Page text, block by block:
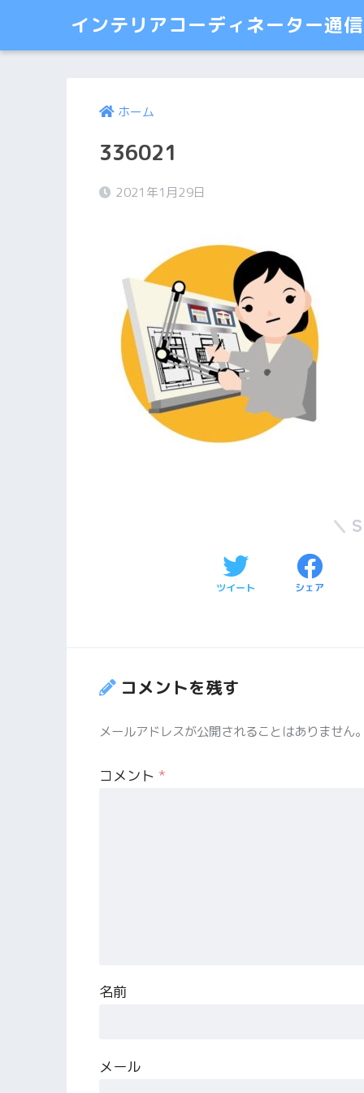
インテリアコーディネーター通
ホーム
336021
2021年1月29日
ツイート シェア
コメントを残す
メールアドレスが公開されることはありません
コメント *
名前
メール